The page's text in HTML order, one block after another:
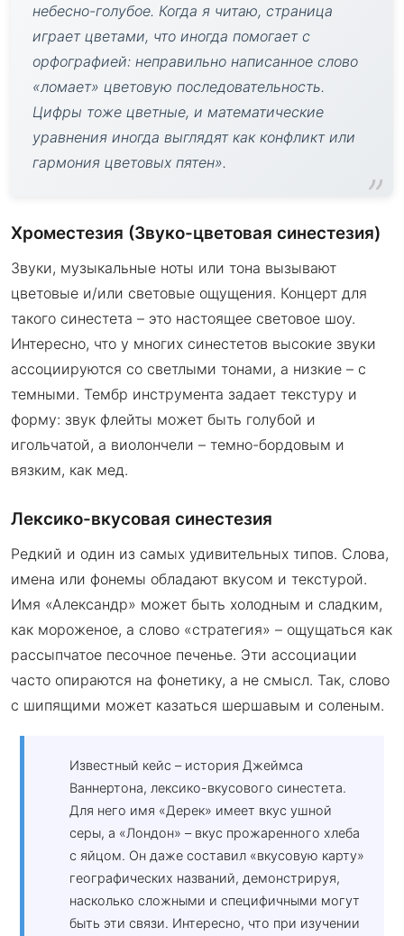
небесно-голубое. Когда я читаю, страница
играет цветами, что иногда помогает с
орфографией: неправильно написанное слово
«ломает» цветовую последовательность.
Цифры тоже цветные, и математические
уравнения иногда выглядят как конфликт или
гармония цветовых пятен».
Хроместезия (Звуко-цветовая синестезия)
Звуки, музыкальные ноты или тона вызывают
цветовые и/или световые ощущения. Концерт для
такого синестета – это настоящее световое шоу.
Интересно, что у многих синестетов высокие звуки
ассоциируются со светлыми тонами, а низкие – с
темными. Тембр инструмента задает текстуру и
форму: звук флейты может быть голубой и
игольчатой, а виолончели – темно-бордовым и
вязким, как мед.
Лексико-вкусовая синестезия
Редкий и один из самых удивительных типов. Слова,
имена или фонемы обладают вкусом и текстурой.
Имя «Александр» может быть холодным и сладким,
как мороженое, а слово «стратегия» – ощущаться как
рассыпчатое песочное печенье. Эти ассоциации
часто опираются на фонетику, а не смысл. Так, слово
с шипящими может казаться шершавым и соленым.
Известный кейс – история Джеймса
Ваннертона, лексико-вкусового синестета.
Для него имя «Дерек» имеет вкус ушной
серы, а «Лондон» – вкус прожаренного хлеба
с яйцом. Он даже составил «вкусовую карту»
географических названий, демонстрируя,
насколько сложными и специфичными могут
быть эти связи. Интересно, что при изучении